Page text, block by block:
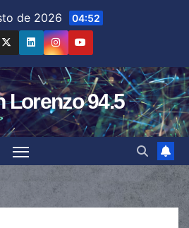
de 2026 04:52
Lorenzo 94.5